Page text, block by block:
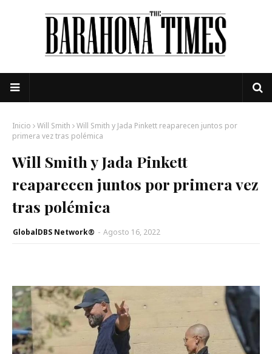
Inicio Will Smith
Will Smith y Jada Pinkett reaparecen juntos por
primera vez tras polémica
Will Smith y Jada Pinkett
reaparecen juntos por primera vez
tras polémica
GlobalDBS Network® - Agosto 16, 2022